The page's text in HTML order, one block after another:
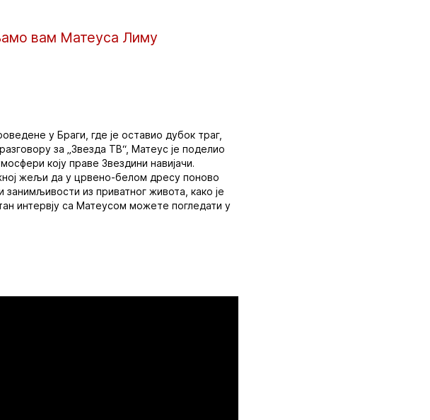
вам Матеуса Лиму
у Браги, где је оставио дубок траг,
за „Звезда ТВ“, Матеус је поделио
коју праве Звездини навијачи.
жељи да у црвено-белом дресу поново
из приватног живота, како је
интервју са Матеусом можете погледати у